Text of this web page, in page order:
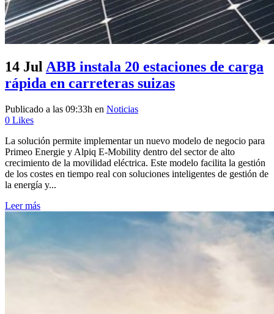
14 Jul ABB instala 20 estaciones de carga
rápida en carreteras suizas
Publicado a las 09:33h en Noticias
0 Likes
La solución permite implementar un nuevo modelo de negocio para
Primeo Energie y Alpiq E-Mobility dentro del sector de alto
crecimiento de la movilidad eléctrica. Este modelo facilita la gestión
de los costes en tiempo real con soluciones inteligentes de gestión de
la energía y...
Leer más